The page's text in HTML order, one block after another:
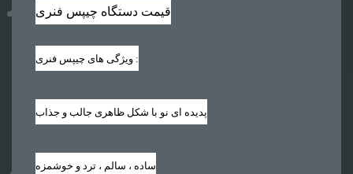
قیمت دستگاه چیپس فنری
ویژگی های چیپس فنری :
پدیده ای نو با شکل ظاهری جالب و جذاب
ساده ، سالم ، ترد و خوشمزه